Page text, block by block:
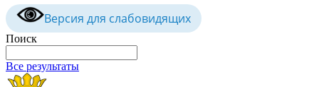
Версия для слабовидящих
Поиск
Все результаты